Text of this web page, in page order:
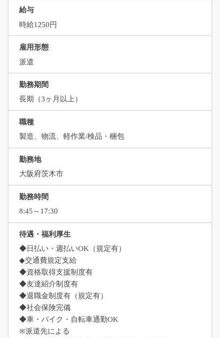
給与
時給1250円
雇用形態
派遣
勤務期間
長期（3ヶ月以上）
職種
製造、物流、軽作業/検品・梱包
勤務地
大阪府茨木市
勤務時間
8:45～17:30
待遇・福利厚生
◆日払い・週払いOK（規定有）
◆交通費規定支給
◆資格取得支援制度有
◆友達紹介制度有
◆退職金制度有（規定有）
◆社会保険完備
◆車・バイク・自転車通勤OK
※派遣先による